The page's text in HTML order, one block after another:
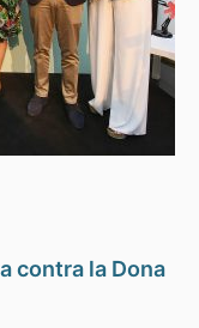
contra la Dona